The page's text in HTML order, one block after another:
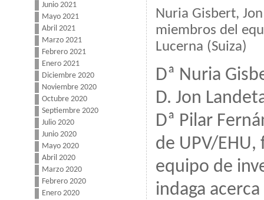
Junio 2021
Mayo 2021
Abril 2021
Marzo 2021
Febrero 2021
Enero 2021
Diciembre 2020
Noviembre 2020
Octubre 2020
Septiembre 2020
Julio 2020
Junio 2020
Mayo 2020
Abril 2020
Marzo 2020
Febrero 2020
Enero 2020
Nuria Gisbert,
miembros del
Lucerna (Suiza)
Dª Nuria
D. Jon
Dª Pilar
de UPV/
equipo de
indaga